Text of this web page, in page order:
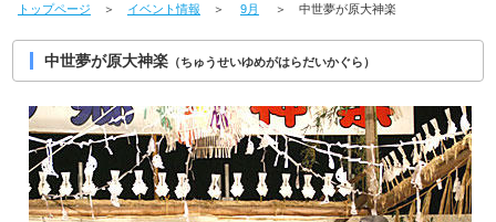
トップページ ＞ イベント情報 ＞ 9月 ＞ 中世夢が原大神楽
中世夢が原大神楽（ちゅうせいゆめがはらだいかぐら）